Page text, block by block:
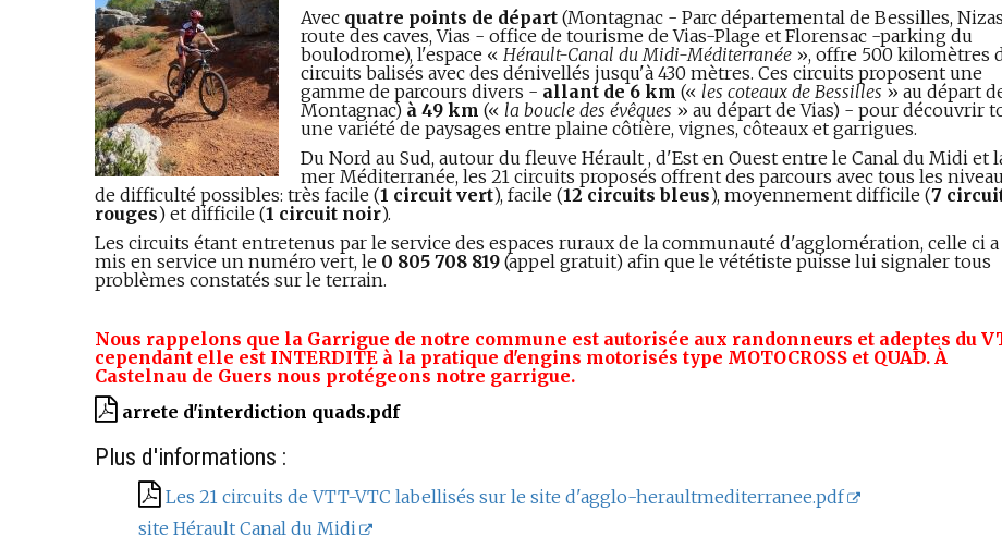
Avec quatre points de départ (Montagnac - Parc départemental de Bessilles,
route des caves, Vias - office de tourisme de Vias-Plage et Florensac -parking du
boulodrome), l'espace « Hérault-Canal du Midi-Méditerranée », offre 500 kilomètres
circuits balisés avec des dénivellés jusqu'à 430 mètres. Ces circuits proposent une
gamme de parcours divers - allant de 6 km (« les coteaux de Bessilles » au départ
Montagnac) à 49 km (« la boucle des évêques » au départ de Vias) - pour découvrir
une variété de paysages entre plaine côtière, vignes, côteaux et garrigues.
Du Nord au Sud, autour du fleuve Hérault , d'Est en Ouest entre le Canal du Midi et
mer Méditerranée, les 21 circuits proposés offrent des parcours avec tous les
de difficulté possibles: très facile (1 circuit vert), facile (12 circuits bleus), moyennement difficile (7
rouges) et difficile (1 circuit noir).
Les circuits étant entretenus par le service des espaces ruraux de la communauté d'agglomération, celle ci a
mis en service un numéro vert, le 0 805 708 819 (appel gratuit) afin que le vététiste puisse lui signaler tous
problèmes constatés sur le terrain.
Nous rappelons que la Garrigue de notre commune est autorisée aux randonneurs et adeptes du
cependant elle est INTERDITE à la pratique d'engins motorisés type MOTOCROSS et QUAD. À
Castelnau de Guers nous protégeons notre garrigue.
arrete d'interdiction quads.pdf
Plus d'informations :
‌Les 21 circuits de VTT-VTC labellisés sur le site d'agglo-heraultmediterranee.pdf
site Hérault Canal du Midi